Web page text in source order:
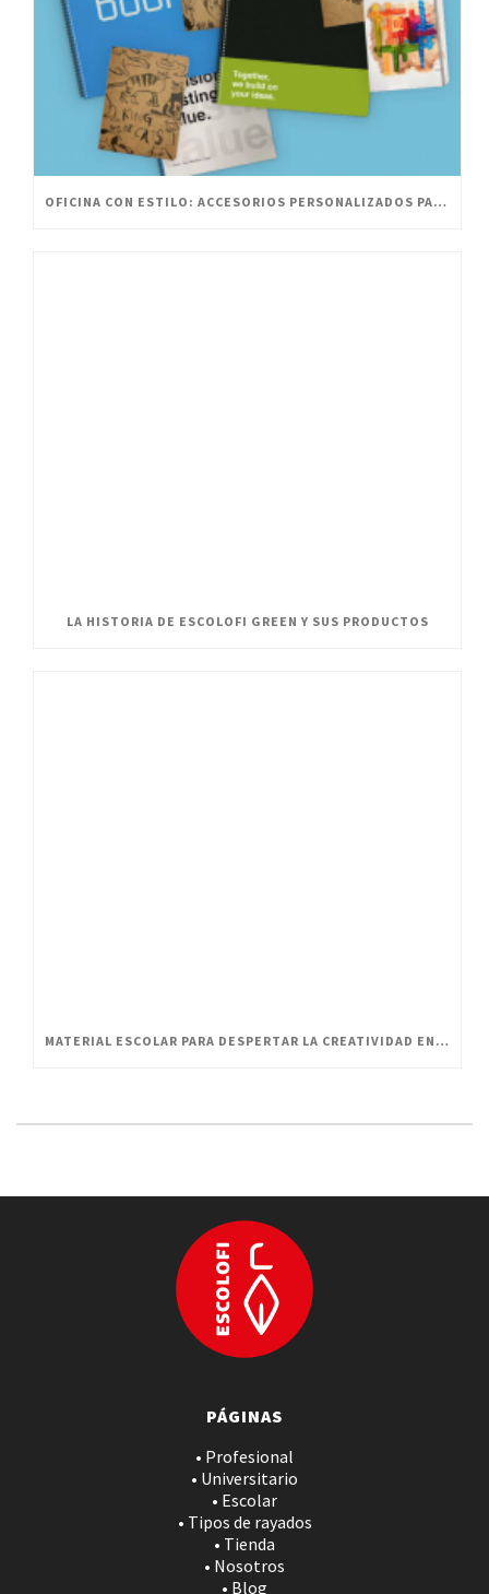
OFICINA CON ESTILO: ACCESORIOS PERSONALIZADOS PARA UN ESPACIO INNOVADOR
LA HISTORIA DE ESCOLOFI GREEN Y SUS PRODUCTOS
MATERIAL ESCOLAR PARA DESPERTAR LA CREATIVIDAD EN PEQUEÑOS ARTISTAS
PÁGINAS
• Profesional
• Universitario
• Escolar
• Tipos de rayados
• Tienda
• Nosotros
• Blog